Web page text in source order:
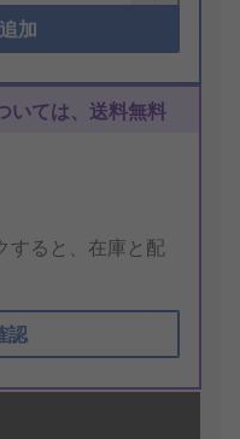
加
いては、送料無料
すると、在庫と配
認